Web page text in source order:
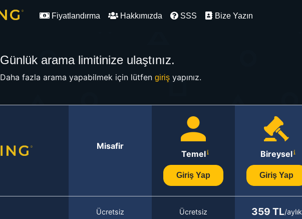
Fiyatlandırma Hakkımızda SSS Bize Yazın
Günlük arama limitinize ulaştınız.
Daha fazla arama yapabilmek için lütfen girişyapınız.
Misafir
Temel
Giriş Yap
Bireysel
Giriş Yap
Ücretsiz Ücretsiz 359 TL/aylık